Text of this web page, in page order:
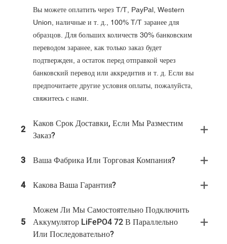
Вы можете оплатить через T/T, PayPal, Western
Union, наличные и т. д., 100% T/T заранее для
образцов. Для больших количеств 30% банковским
переводом заранее, как только заказ будет
подтвержден, а остаток перед отправкой через
банковский перевод или аккредитив и т. д. Если вы
предпочитаете другие условия оплаты, пожалуйста,
свяжитесь с нами.
2
Каков Срок Доставки, Если Мы Разместим
Заказ?
3 Ваша Фабрика Или Торговая Компания?
4 Какова Ваша Гарантия?
5
Можем Ли Мы Самостоятельно Подключить
Аккумулятор LiFePO4 72 В Параллельно
Или Последовательно?